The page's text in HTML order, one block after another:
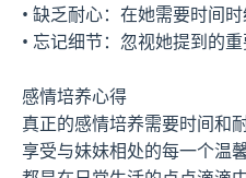
• 缺乏耐心：在她需要时间
• 忘记细节：忽视她提到的
感情培养心得
真正的感情培养需要时间和
享受与妹妹相处的每一个温